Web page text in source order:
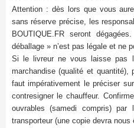
Attention : dès lors que vous
sans réserve précise, les
BOUTIQUE.FR seront
déballage » n’est pas légale et ne
Si le livreur ne vous laisse pas
marchandise (qualité et quantité),
faut impérativement le préciser
contresigner le chauffeur.
ouvrables (samedi compris) par
transporteur (une copie devra nous